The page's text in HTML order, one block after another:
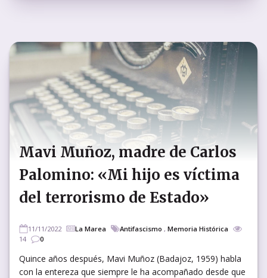
Mavi Muñoz, madre de Carlos
Palomino: «Mi hijo es víctima
del terrorismo de Estado»
11/11/2022 La Marea Antifascismo , Memoria Histórica
14
0
Quince años después, Mavi Muñoz (Badajoz, 1959) habla
con la entereza que siempre le ha acompañado desde que